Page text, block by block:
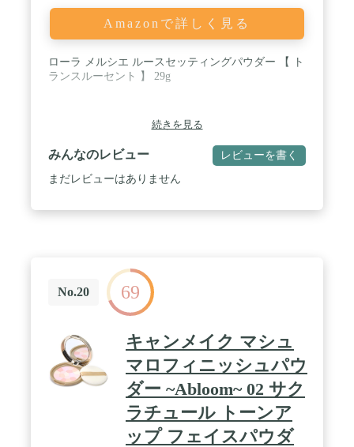
Amazonで詳しく見る
ローラ メルシエ ルースセッティングパウダー 【 ト
ランスルーセント 】 29g
続きを見る
みんなのレビュー レビューを書く
まだレビューはありません
No.20 69
キャンメイク マシュ
マロフィニッシュパウ
ダー ~Abloom~ 02 サク
ラチュール トーンア
ップ フェイスパウダ